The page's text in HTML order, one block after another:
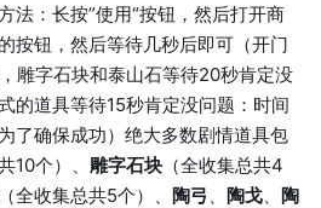
法：长按”使用“按钮，然后打开商
按钮，然后等待几秒后即可（开门
雕字石块和泰山石等待20秒肯定没
的道具等待15秒肯定没问题：时间
了确保成功）绝大多数剧情道具包
10个）、 雕字石块 （全收集总共4
（全收集总共5个）、 陶弓 陶戈
陶